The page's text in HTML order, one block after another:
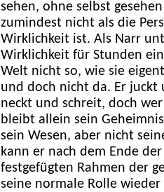
sehen, ohne selbst
zumindest nicht als die
Wirklichkeit ist. Als Narr
Wirklichkeit für Stunden
Welt nicht so, wie sie
und doch nicht da. Er juckt
neckt und schreit, doch
bleibt allein sein
sein Wesen, aber nicht
kann er nach dem Ende
festgefügten Rahmen der
seine normale Rolle